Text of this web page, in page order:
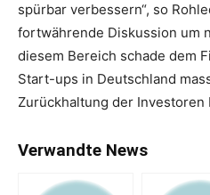
spürbar verbessern“, so
fortwährende Diskussion um
diesem Bereich schade dem
Start-ups in Deutschland
Zurückhaltung der Investoren
Verwandte News